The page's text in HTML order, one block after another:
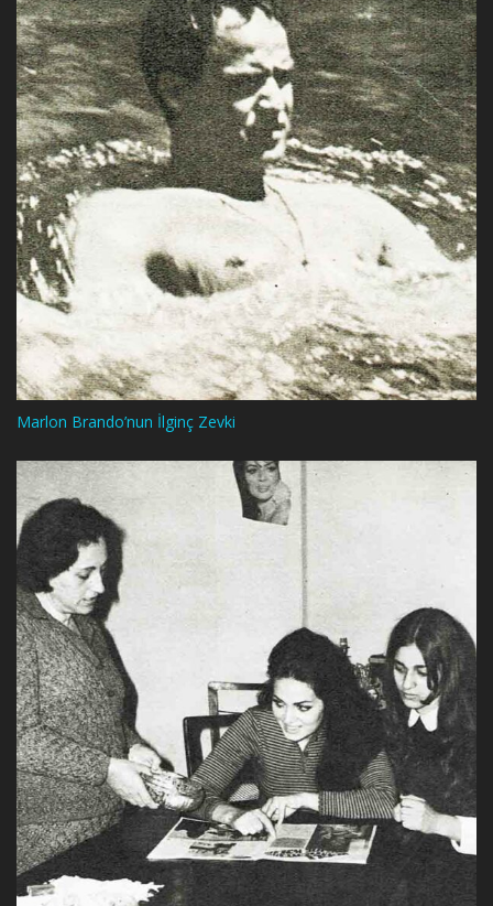
Marlon Brando’nun İlginç Zevki